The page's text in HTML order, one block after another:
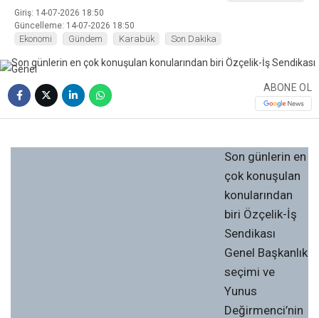
Giriş: 14-07-2026 18:50
Güncelleme: 14-07-2026 18:50
Ekonomi Gündem Karabük Son Dakika
ABONE OL
Son günlerin en
çok konuşulan
konularından
biri Özçelik-İş
Sendikası
Genel Başkanlık
seçimi ve
Yunus
Değirmenci’nin